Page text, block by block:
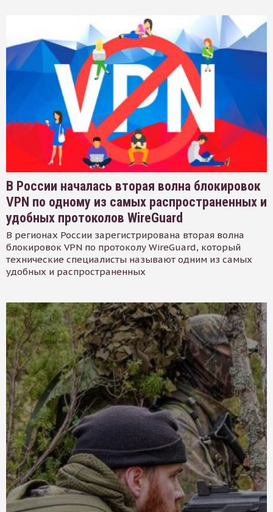
В России началась вторая волна блокировок
VPN по одному из самых распространенных и
удобных протоколов WireGuard
В регионах России зарегистрирована вторая волна
блокировок VPN по протоколу WireGuard, который
технические специалисты называют одним из самых
удобных и распространенных